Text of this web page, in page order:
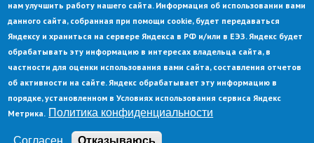
© Администрация города Заречный
Электронная почта:
adm@zarechny.zato.ru
sends
e-
mail)
Пензенская обл, г. Заречный, пр-кт. 30-летия Победы, д. 27, 442960
При публикации материалов сайта ссылка на источник обязательна.
Политика конфиденциальности Ссылка на старый сайт
нам улучшить работу нашего сайта. Информация об использовании вами
данного сайта, собранная при помощи cookie, будет передаваться
Яндексу и храниться на сервере Яндекса в РФ и/или в ЕЭЗ. Яндекс будет
обрабатывать эту информацию в интересах владельца сайта, в
частности для оценки использования вами сайта, составления отчетов
об активности на сайте. Яндекс обрабатывает эту информацию в
порядке, установленном в Условиях использования сервиса Яндекс
Метрика. Политика конфиденциальности
Согласен Отказываюсь